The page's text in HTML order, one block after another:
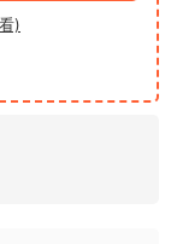
)